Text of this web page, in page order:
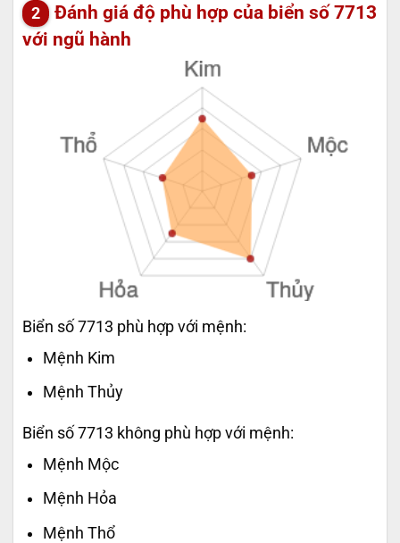
Đánh giá độ phù hợp của biển số 7713
với ngũ hành
Biển số 7713 phù hợp với mệnh:
Mệnh Kim
Mệnh Thủy
Biển số 7713 không phù hợp với mệnh:
Mệnh Mộc
Mệnh Hỏa
Mệnh Thổ